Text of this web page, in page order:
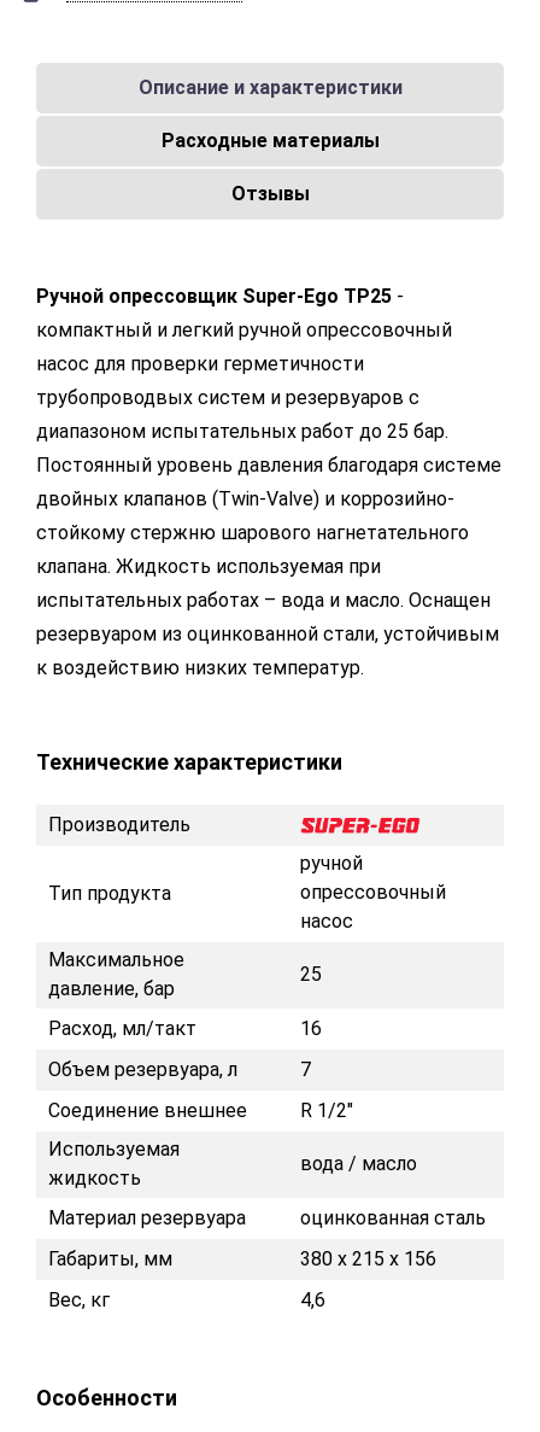
Описание и характеристики
Расходные материалы
Отзывы
Ручной опрессовщик Super-Ego TP25 -
компактный и легкий ручной опрессовочный
насос для проверки герметичности
трубопроводвых систем и резервуаров с
диапазоном испытательных работ до 25 бар.
Постоянный уровень давления благодаря системе
двойных клапанов (Twin-Valve) и коррозийно-
стойкому стержню шарового нагнетательного
клапана. Жидкость используемая при
испытательных работах – вода и масло. Оснащен
резервуаром из оцинкованной стали, устойчивым
к воздействию низких температур.
Технические характеристики
Производитель
Тип продукта
ручной
опрессовочный
насос
Максимальное
давление, бар
25
Расход, мл/такт
16
Объем резервуара, л
7
Соединение внешнее
R 1/2"
Используемая
жидкость
вода / масло
Материал резервуара
оцинкованная сталь
Габариты, мм
380 х 215 х 156
Вес, кг
4,6
Особенности